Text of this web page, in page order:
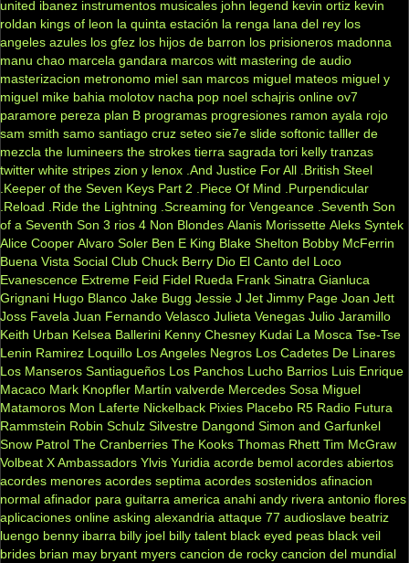
united ibanez instrumentos musicales john legend kevin ortiz kevin
roldan kings of leon la quinta estación la renga lana del rey los
angeles azules los gfez los hijos de barron los prisioneros madonna
manu chao marcela gandara marcos witt mastering de audio
masterizacion metronomo miel san marcos miguel mateos miguel y
miguel mike bahia molotov nacha pop noel schajris online ov7
paramore pereza plan B programas progresiones ramon ayala rojo
sam smith samo santiago cruz seteo sie7e slide softonic talller de
mezcla the lumineers the strokes tierra sagrada tori kelly tranzas
twitter white stripes zion y lenox .And Justice For All .British Steel
.Keeper of the Seven Keys Part 2
.Piece Of Mind
.Purpendicular
.Reload
.Ride the Lightning .Screaming for Vengeance .Seventh Son
of a Seventh Son 3 rios 4 Non Blondes Alanis Morissette Aleks Syntek
Alice Cooper Alvaro Soler Ben E King Blake Shelton Bobby McFerrin
Buena Vista Social Club Chuck Berry Dio El Canto del Loco
Evanescence Extreme Feid Fidel Rueda Frank Sinatra Gianluca
Grignani Hugo Blanco Jake Bugg Jessie J Jet Jimmy Page Joan Jett
Joss Favela Juan Fernando Velasco Julieta Venegas Julio Jaramillo
Keith Urban Kelsea Ballerini Kenny Chesney Kudai La Mosca Tse-Tse
Lenin Ramirez Loquillo Los Angeles Negros Los Cadetes De Linares
Los Manseros Santiagueños Los Panchos Lucho Barrios Luis Enrique
Macaco Mark Knopfler Martín valverde Mercedes Sosa Miguel
Matamoros Mon Laferte Nickelback Pixies Placebo R5 Radio Futura
Rammstein Robin Schulz Silvestre Dangond Simon and Garfunkel
Snow Patrol The Cranberries The Kooks Thomas Rhett Tim McGraw
Volbeat X Ambassadors Ylvis Yuridia acorde bemol acordes abiertos
acordes menores acordes septima acordes sostenidos afinacion
normal afinador para guitarra america anahi andy rivera antonio flores
aplicaciones online asking alexandria attaque 77 audioslave beatriz
luengo benny ibarra billy joel billy talent black eyed peas black veil
brides brian may bryant myers cancion de rocky cancion del mundial